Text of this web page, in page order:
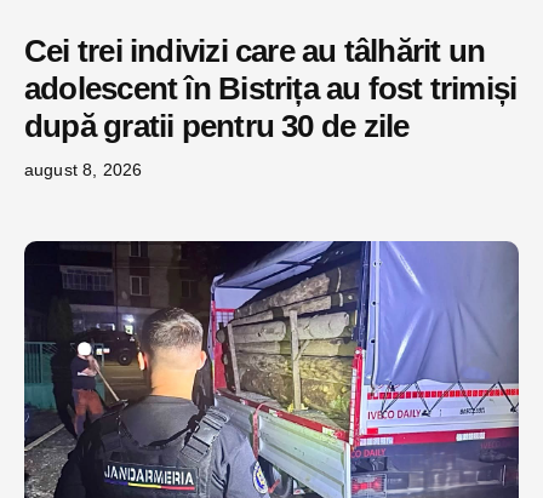
Cei trei indivizi care au tâlhărit un
adolescent în Bistrița au fost trimiși
după gratii pentru 30 de zile
august 8, 2026